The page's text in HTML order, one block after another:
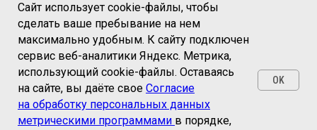
Сайт использует cookie-файлы, чтобы
сделать ваше пребывание на нем
максимально удобным. К cайту подключен
сервис веб-аналитики Яндекс. Метрика,
использующий cookie-файлы. Оставаясь
на сайте, вы даёте свое Согласие
на обработку персональных данных
метрическими программами в порядке,
OK
СЕРВИС И ГАРАНТИЯ
ГДЕ КУПИТЬ? КОНТАКТЫ
Обращаем Ваше внимание на то, что вся информация, размещенная на
настоящем интернет-сайте, носит исключительно информационный
характер и ни при каких условиях не является публичной офертой,
определяемой положениями Статьи 437 Гражданского кодекса